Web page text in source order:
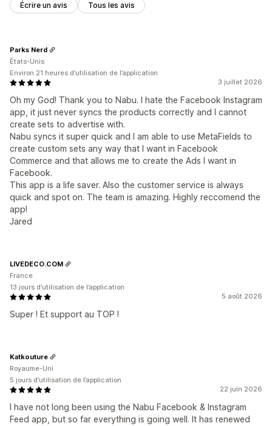
Écrire un avis Tous les avis
3 juillet 2026
Oh my God! Thank you to Nabu. I hate the Facebook Instagram
app, it just never syncs the products correctly and I cannot
create sets to advertise with.
Nabu syncs it super quick and I am able to use MetaFields to
create custom sets any way that I want in Facebook
Commerce and that allows me to create the Ads I want in
Facebook.
This app is a life saver. Also the customer service is always
quick and spot on. The team is amazing. Highly reccomend the
app!
Jared
Parks Nerd
États-Unis
Environ 21 heures d’utilisation de l’application
5 août 2026
Super ! Et support au TOP !
LIVEDECO.COM
France
13 jours d’utilisation de l’application
22 juin 2026
I have not long been using the Nabu Facebook & Instagram
Feed app, but so far everything is going well. It has renewed
Katkouture
Royaume-Uni
5 jours d’utilisation de l’application